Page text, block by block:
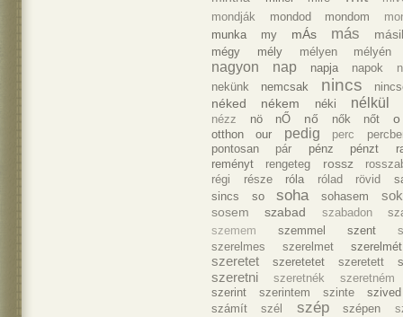
mondják
mondod mondom
munka
my mÁs más
mégy mély mélyen mélyén
nagyon nap napja napok
nekünk
nemcsak nincs
néked nékem néki nélkül
nézz nö nŐ nő nők nőt o
otthon our pedig perc
pontosan
pár pénz pénzt
reményt
rengeteg rossz
régi
része róla rólad rövid
sincs
so soha sohasem sok
sosem szabad szabadon
szemem
szemmel szent
szerelmes
szerelmet szerelmét
szeretet szeretetet szeretett
szeretni szeretnék
szeretném
szerint
szerintem szinte
szived
számít
szél szép szépen